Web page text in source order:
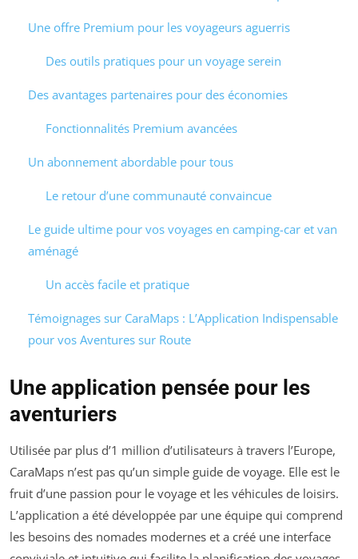
Une offre Premium pour les voyageurs aguerris
Des outils pratiques pour un voyage serein
Des avantages partenaires pour des économies
Fonctionnalités Premium avancées
Un abonnement abordable pour tous
Le retour d’une communauté convaincue
Le guide ultime pour vos voyages en camping-car et van
aménagé
Un accès facile et pratique
Témoignages sur CaraMaps : L’Application Indispensable
pour vos Aventures sur Route
Une application pensée pour les
aventuriers
Utilisée par plus d’1 million d’utilisateurs à travers l’Europe,
CaraMaps n’est pas qu’un simple guide de voyage. Elle est le
fruit d’une passion pour le voyage et les véhicules de loisirs.
L’application a été développée par une équipe qui comprend
les besoins des nomades modernes et a créé une interface